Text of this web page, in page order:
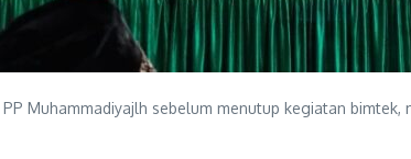
Muhammadiyajlh sebelum menutup kegiatan